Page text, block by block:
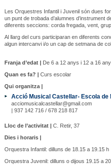
Les Orquestres Infantil i Juvenil són dues
un punt de trobada d’alumnes d’instrument
diferents seccions: corda fregada, vent,
Al llarg del curs participaran en diferents
algun intercanvi i/o un cap de setmana de
Franja d’edat |De 6 a 12 anys i 12 a 16
Quan es fa? |Curs escolar
Qui organitza |
Acció Musical Castellar- Escola de
acciomusicalcastellar@gmail.com
| 937 142 716 / 678 218 817
Lloc de l’activitat |C. Retir, 37
Dies i horaris |
Orquestra Infantil: dilluns de 18.15 a 19.15 h
Orquestra Juvenil: dilluns o dijous 19.15 a